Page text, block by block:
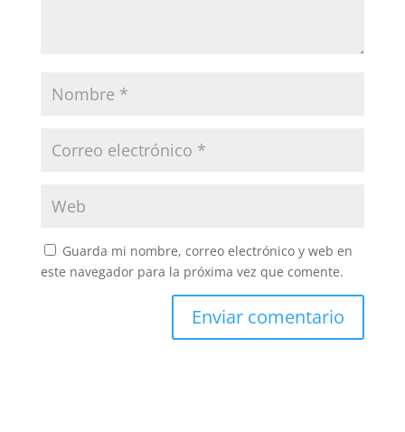
Guarda mi nombre, correo electrónico y web en
este navegador para la próxima vez que comente.